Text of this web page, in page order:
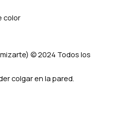
color
© 2024 Todos los
colgar en la pared.